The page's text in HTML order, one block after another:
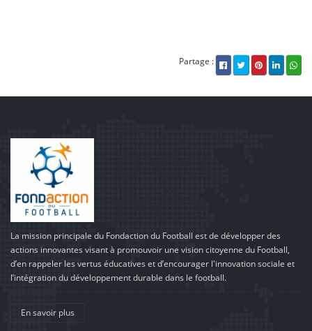
Partage :
La mission principale du Fondaction du Football est de développer des
actions innovantes visant à promouvoir une vision citoyenne du Football,
d’en rappeler les vertus éducatives et d’encourager l'innovation sociale et
l’intégration du développement durable dans le football.
En savoir plus